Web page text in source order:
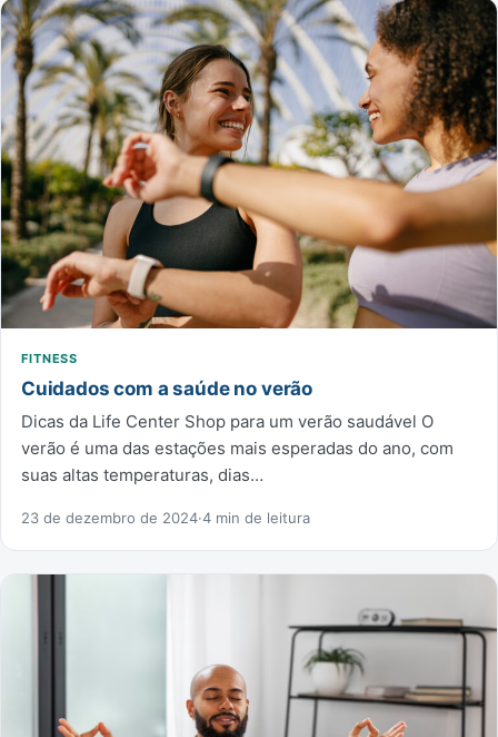
FITNESS
Cuidados com a saúde no verão
Dicas da Life Center Shop para um verão saudável O
verão é uma das estações mais esperadas do ano, com
suas altas temperaturas, dias…
23 de dezembro de 2024·4 min de leitura